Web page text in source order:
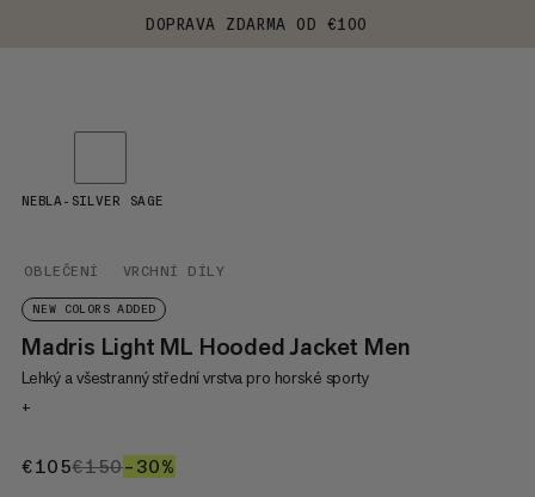
DOPRAVA ZDARMA OD €100
OBLEČENÍ VRCHNÍ DÍLY
NEW COLORS ADDED
Madris Light ML Hooded Jacket Men
Lehký a všestranný střední vrstva pro horské sporty
+
€105€105
€150€150
–30%
NEBLA-SILVER SAGE